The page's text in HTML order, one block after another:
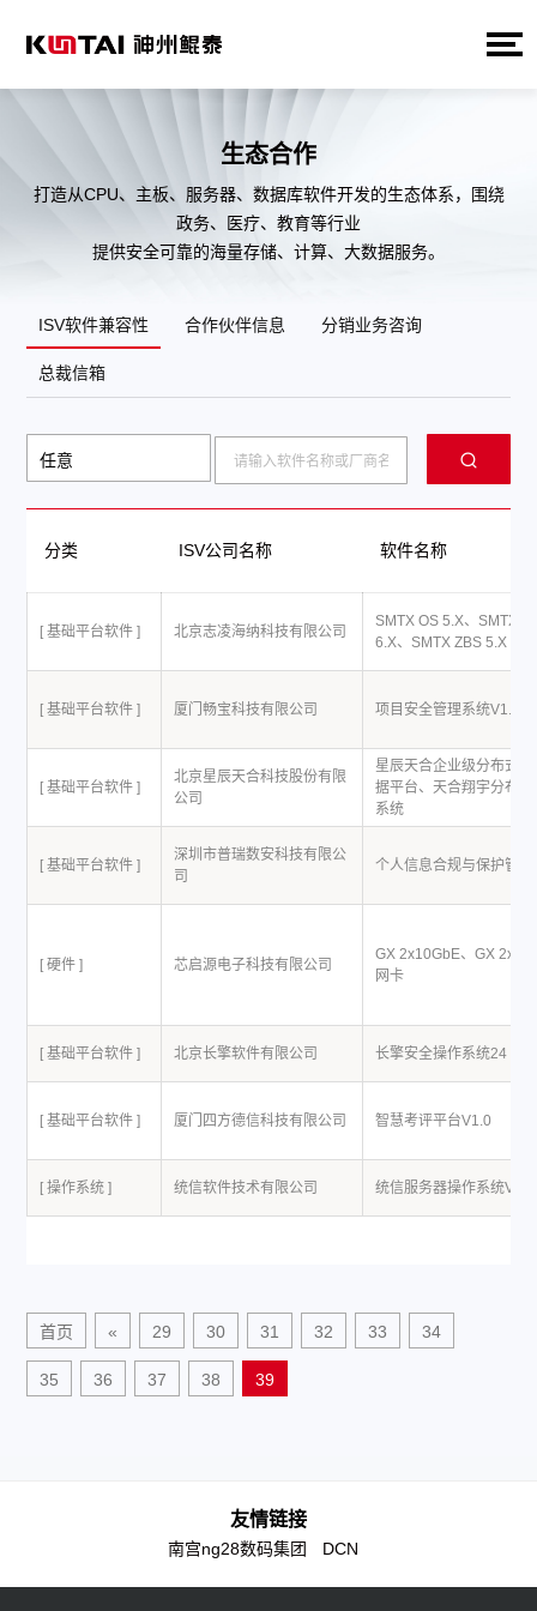
生态合作
打造从CPU、主板、服务器、数据库软件开发的生态体系，围绕
政务、医疗、教育等行业
提供安全可靠的海量存储、计算、大数据服务。
ISV软件兼容性 合作伙伴信息 分销业务咨询
总裁信箱
分类 ISV公司名称 软件名称
[ 基础平台软件 ] 北京志凌海纳科技有限公司
SMTX OS 5.X、SMTX
6.X、SMTX ZBS 5.X
[ 基础平台软件 ] 厦门畅宝科技有限公司 项目安全管理系统V1.0
[ 基础平台软件 ]
北京星辰天合科技股份有限
公司
星辰天合企业级分布式统
据平台、天合翔宇分布式
系统
[ 基础平台软件 ]
深圳市普瑞数安科技有限公
司
个人信息合规与保护管理
[ 硬件 ] 芯启源电子科技有限公司
GX 2x10GbE、GX
网卡
[ 基础平台软件 ] 北京长擎软件有限公司 长擎安全操作系统24
[ 基础平台软件 ] 厦门四方德信科技有限公司 智慧考评平台V1.0
[ 操作系统 ] 统信软件技术有限公司 统信服务器操作系统V20
首页 « 29 30 31 32 33 34
35 36 37 38 39
友情链接
南宫ng28数码集团 DCN